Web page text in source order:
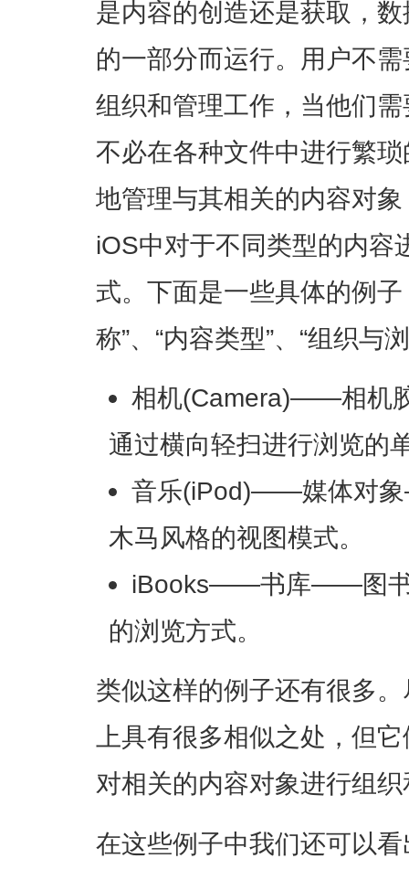
是内容的创造还是获取，
的一部分而运行。用户不
组织和管理工作，当他们
不必在各种文件中进行繁
地管理与其相关的内容对
iOS中对于不同类型的内容
式。下面是一些具体的例
称”、“内容类型”、“组织与
相机(Camera)——相机
通过横向轻扫进行浏览的
音乐(iPod)——媒体对
木马风格的视图模式。
iBooks——书库——图书
的浏览方式。
类似这样的例子还有很多
上具有很多相似之处，但
对相关的内容对象进行组
在这些例子中我们还可以